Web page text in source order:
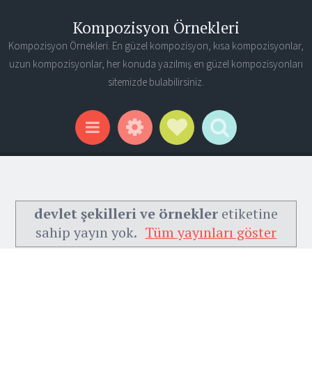
Kompozisyon Örnekleri
Kompozisyon Örnekleri. En güzel kompozisyon, kısa kompozisyonlar,
uzun kompozisyonlar, her konuda yazılmış en güzel kompozisyonları
sitemizde bulabilirsiniz.
Menu WidgetsSocial Links
Search
devlet şekilleri ve örnekler etiketine
sahip yayın yok. Tüm yayınları göster